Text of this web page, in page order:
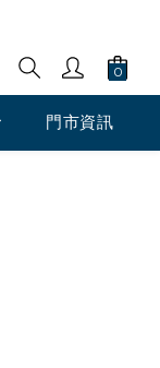
門市資訊